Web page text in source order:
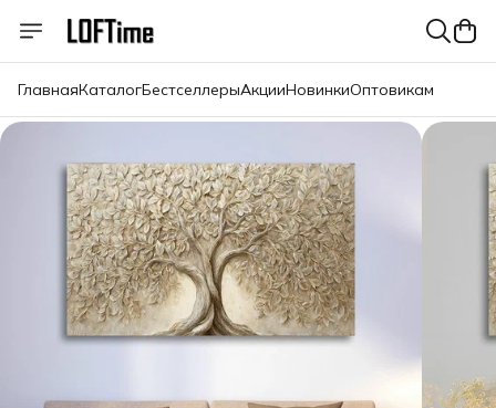
ГлавнаяКаталогБестселлерыАкцииНовинкиОптовикам